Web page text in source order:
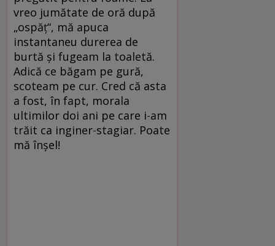
vreo jumătate de oră după
„ospăţ“, mă apuca
instantaneu durerea de
burtă şi fugeam la toaletă.
Adică ce băgam pe gură,
scoteam pe cur. Cred că asta
a fost, în fapt, morala
ultimilor doi ani pe care i-am
trăit ca inginer-stagiar. Poate
mă înşel!